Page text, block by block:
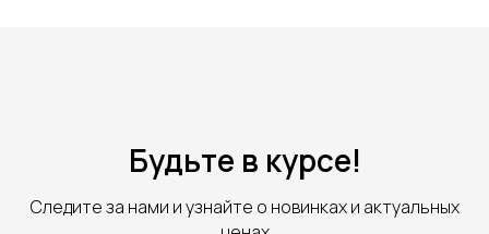
Будьте в курсе!
Следите за нами и узнайте о новинках и актуальных